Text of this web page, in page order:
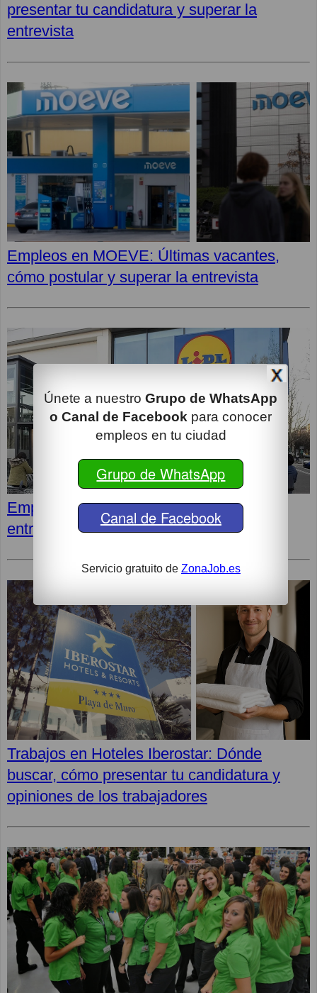
Únete a nuestro Grupo de WhatsApp
o Canal de Facebook para conocer
empleos en tu ciudad
Grupo de WhatsApp
Canal de Facebook
Servicio gratuito de ZonaJob.es
presentar tu candidatura y superar la
entrevista
Empleos en MOEVE: Últimas vacantes,
cómo postular y superar la entrevista
Empleos en LIDL: Cómo superar la
entrevista y opiniones de los empleados
Trabajos en Hoteles Iberostar: Dónde
buscar, cómo presentar tu candidatura y
opiniones de los trabajadores